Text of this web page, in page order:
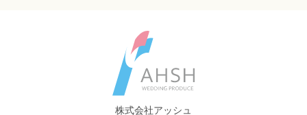
株式会社アッシュ